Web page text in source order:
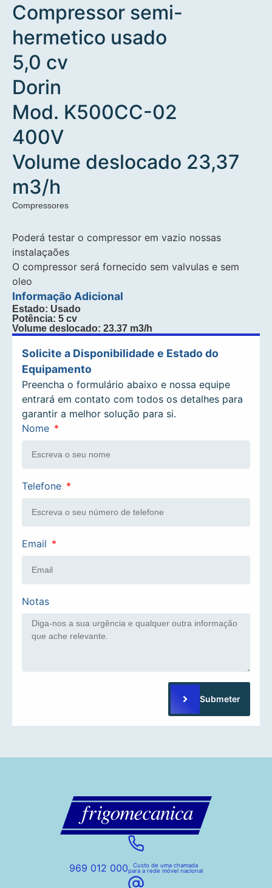
Compressor semi-
hermetico usado
5,0 cv
Dorin
Mod. K500CC-02
400V
Volume deslocado 23,37
m3/h
Compressores
Poderá testar o compressor em vazio nossas
instalaçaões
O compressor será fornecido sem valvulas e sem
oleo
Informação Adicional
Estado: Usado
Potência: 5 cv
Volume deslocado: 23.37 m3/h
Nome
Telefone
Email
Notas
Submeter
Solicite a Disponibilidade e Estado do
Equipamento
Preencha o formulário abaixo e nossa equipe
entrará em contato com todos os detalhes para
garantir a melhor solução para si.
969 012 000
Custo de uma chamada
para a rede móvel nacional